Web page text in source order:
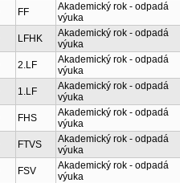
FF
Akademický rok - odpadá
výuka
LFHK
Akademický rok - odpadá
výuka
2.LF
Akademický rok - odpadá
výuka
1.LF
Akademický rok - odpadá
výuka
FHS
Akademický rok - odpadá
výuka
FTVS
Akademický rok - odpadá
výuka
FSV
Akademický rok - odpadá
výuka